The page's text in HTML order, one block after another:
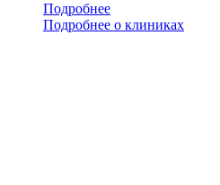
Подробнее
Подробнее о клиниках